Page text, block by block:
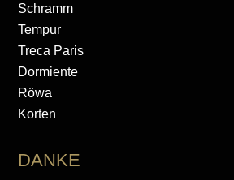
Schramm
Tempur
Treca Paris
Dormiente
Röwa
Korten
DANKE